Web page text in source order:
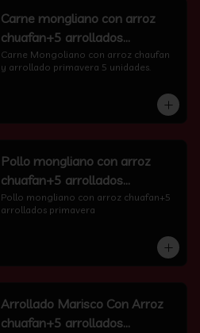
Carne mongliano con arroz
chuafan+5 arrollados
primavera
Carne Mongoliano con arroz chaufan
y arrollado primavera 5 unidades.
Pollo mongliano con arroz
chuafan+5 arrollados
primavera
Pollo mongliano con arroz chuafan+5
arrollados primavera
Arrollado Marisco Con Arroz
chuafan+5 arrollados